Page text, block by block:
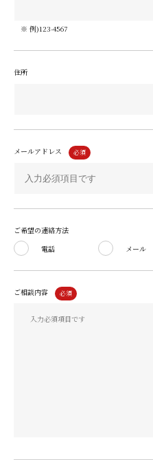
※ 例)123-4567
住所
メールアドレス
ご希望の連絡方法
電話
メール
ご相談内容